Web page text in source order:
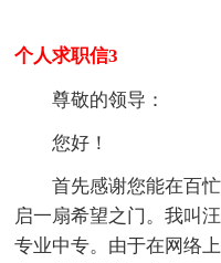
个人求职信3
尊敬的领导：
您好！
首先感谢您能在百
启一扇希望之门。我叫
专业中专。由于在网络